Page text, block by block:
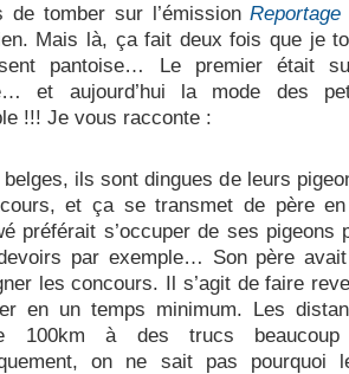
de tomber sur l’émissionReportage
Mais là, ça fait deux fois que je
pantoise… Le premier était
et aujourd’hui la mode des
!!! Je vous racconte :
belges, ils sont dingues de leurs
et ça se transmet de père
préférait s’occuper de ses pigeons
par exemple… Son père
les concours. Il s’agit de faire
en un temps minimum. Les
100km à des trucs beaucoup
on ne sait pas pourquoi